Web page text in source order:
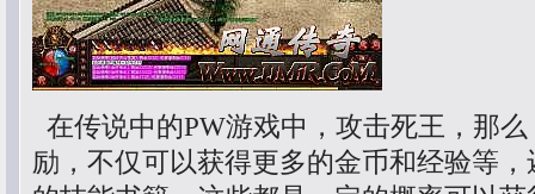
在传说中的PW游戏中，攻击死王，那
励，不仅可以获得更多的金币和经验等